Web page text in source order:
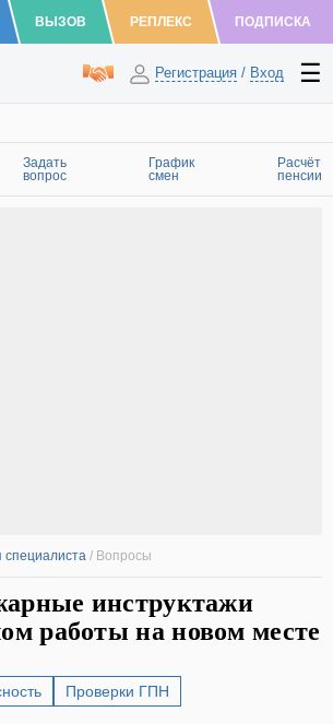
ВЫЗОВ РЕПЛЕКС ПОДПИСКА
Регистрация / Вход
Задать
вопрос
График
смен
Расчёт
пенсии
специалиста / Вопросы
инструктажи
работы на новом месте
Проверки ГПН